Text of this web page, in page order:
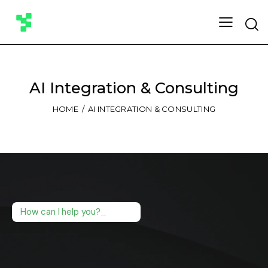
AI Integration & Consulting
HOME AI INTEGRATION & CONSULTING
How can I help you?